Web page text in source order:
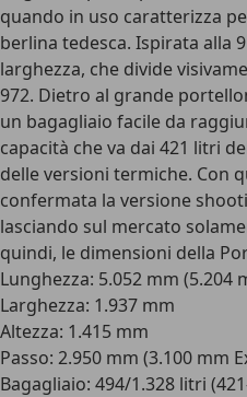
quando in uso caratterizza
berlina tedesca. Ispirata alla
larghezza, che divide
972. Dietro al grande
un bagagliaio facile da
capacità che va dai 421 litri
delle versioni termiche. Con
confermata la versione
lasciando sul mercato
quindi, le dimensioni della
Lunghezza: 5.052 mm (5.204
Larghezza: 1.937 mm
Altezza: 1.415 mm
Passo: 2.950 mm (3.100 mm
Bagagliaio: 494/1.328 litri